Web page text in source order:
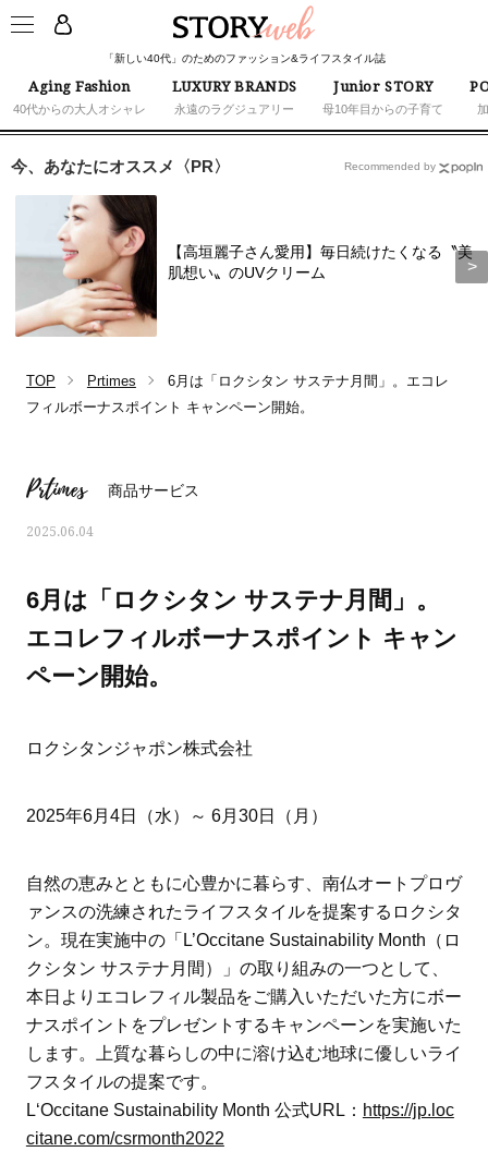
「新しい40代」のためのファッション&ライフスタイル誌
Aging Fashion
40代からの大人オシャレ
LUXURY BRANDS
永遠のラグジュアリー
Junior STORY
母10年目からの子育て
ス学」
タログ
今、あなたにオススメ〈PR〉
【高垣麗子さん愛用】毎日続けたくなる〝美
肌想い〟のUVクリーム
Recommended by
TOP Prtimes
6月は「ロクシタン サステナ月間」。エコレ
フィルボーナスポイント キャンペーン開始。
Prtimes 商品サービス
2025.06.04
6月は「ロクシタン サステナ月間」。
エコレフィルボーナスポイント キャン
ペーン開始。
ロクシタンジャポン株式会社
2025年6月4日（水）～ 6月30日（月）
自然の恵みとともに心豊かに暮らす、南仏オートプロヴ
ァンスの洗練されたライフスタイルを提案するロクシタ
ン。現在実施中の「L’Occitane Sustainability Month（ロ
クシタン サステナ月間）」の取り組みの一つとして、
本日よりエコレフィル製品をご購入いただいた方にボー
ナスポイントをプレゼントするキャンペーンを実施いた
します。上質な暮らしの中に溶け込む地球に優しいライ
フスタイルの提案です。
L‘Occitane Sustainability Month 公式URL： https://jp.loc
citane.com/csrmonth2022